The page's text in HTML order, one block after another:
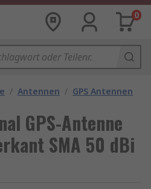
0
/ Antennen / GPS Antennen
GPS-Antenne
SMA 50 dBi